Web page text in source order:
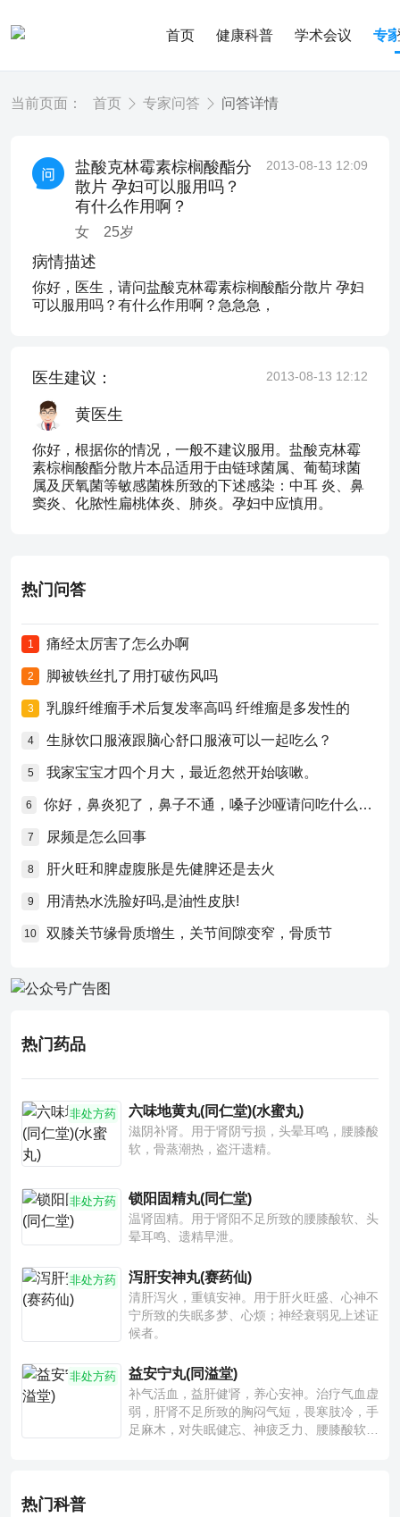
首页 健康科普 学术会议 专
当前页面： 首页 专家问答 问答详情
盐酸克林霉素棕榈酸酯分
散片 孕妇可以服用吗？
有什么作用啊？
女 25岁
2013-08-13 12:09
病情描述
你好，医生，请问盐酸克林霉素棕榈酸酯分散片 孕妇
可以服用吗？有什么作用啊？急急急，
医生建议： 2013-08-13 12:12
黄医生
你好，根据你的情况，一般不建议服用。盐酸克林霉
素棕榈酸酯分散片本品适用于由链球菌属、葡萄球菌
属及厌氧菌等敏感菌株所致的下述感染：中耳 炎、鼻
窦炎、化脓性扁桃体炎、肺炎。孕妇中应慎用。
热门问答
1 痛经太厉害了怎么办啊
2 脚被铁丝扎了用打破伤风吗
3 乳腺纤维瘤手术后复发率高吗 纤维瘤是多发性的
4 生脉饮口服液跟脑心舒口服液可以一起吃么？
5 我家宝宝才四个月大，最近忽然开始咳嗽。
6 你好，鼻炎犯了，鼻子不通，嗓子沙哑请问吃什么药比较好？
7 尿频是怎么回事
8 肝火旺和脾虚腹胀是先健脾还是去火
9 用清热水洗脸好吗,是油性皮肤!
10 双膝关节缘骨质增生，关节间隙变窄，骨质节
热门药品
非处方药 六味地黄丸(同仁堂)(水蜜丸)
滋阴补肾。用于肾阴亏损，头晕耳鸣，腰膝酸
软，骨蒸潮热，盗汗遗精。
非处方药 锁阳固精丸(同仁堂)
温肾固精。用于肾阳不足所致的腰膝酸软、头
晕耳鸣、遗精早泄。
非处方药 泻肝安神丸(赛药仙)
清肝泻火，重镇安神。用于肝火旺盛、心神不
宁所致的失眠多梦、心烦；神经衰弱见上述证
候者。
非处方药 益安宁丸(同溢堂)
补气活血，益肝健肾，养心安神。治疗气血虚
弱，肝肾不足所致的胸闷气短，畏寒肢冷，手
足麻木，对失眠健忘、神疲乏力、腰膝酸软也
热门科普